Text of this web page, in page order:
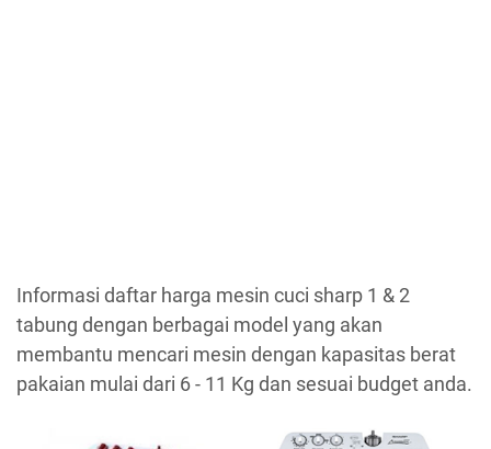
Informasi daftar harga mesin cuci sharp 1 & 2
tabung dengan berbagai model yang akan
membantu mencari mesin dengan kapasitas berat
pakaian mulai dari 6 - 11 Kg dan sesuai budget anda.